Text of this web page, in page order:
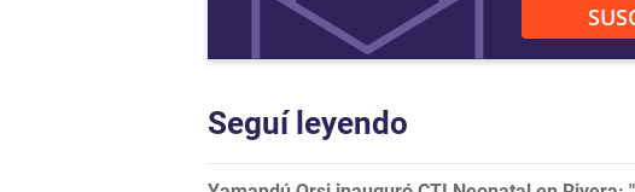
Seguí leyendo